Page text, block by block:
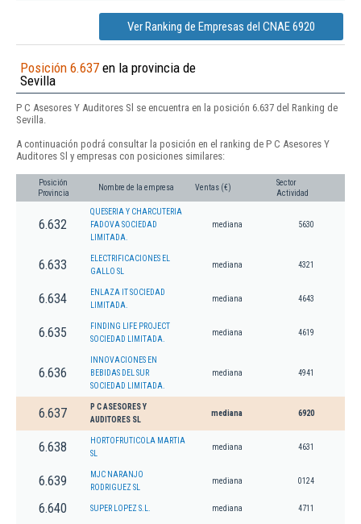
Ver Ranking de Empresas del CNAE 6920
Posición 6.637 en la provincia de
Sevilla
P C Asesores Y Auditores Sl se encuentra en la posición 6.637 del Ranking de
Sevilla.
A continuación podrá consultar la posición en el ranking de P C Asesores Y
Auditores Sl y empresas con posiciones similares:
Posición
Provincia
Nombre de la empresa Ventas (€)
Sector
Actividad
6.632
QUESERIA Y CHARCUTERIA
FADOVA SOCIEDAD
LIMITADA.
mediana 5630
6.633
ELECTRIFICACIONES EL
GALLO SL
mediana 4321
6.634
ENLAZA IT SOCIEDAD
LIMITADA.
mediana 4643
6.635
FINDING LIFE PROJECT
SOCIEDAD LIMITADA.
mediana 4619
6.636
INNOVACIONES EN
BEBIDAS DEL SUR
SOCIEDAD LIMITADA.
mediana 4941
6.637
P C ASESORES Y
AUDITORES SL
mediana 6920
6.638
HORTOFRUTICOLA MARTIA
SL
mediana 4631
6.639
MJC NARANJO
RODRIGUEZ SL
mediana 0124
6.640 SUPER LOPEZ S.L. mediana 4711